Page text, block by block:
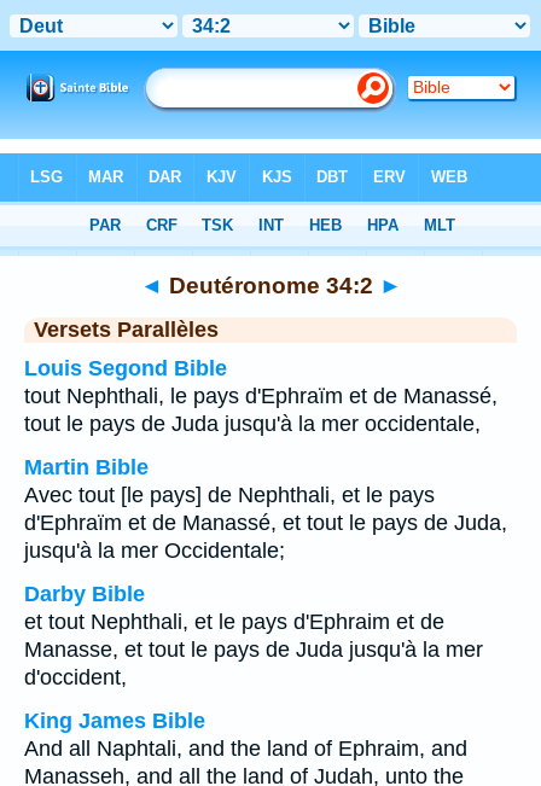
>Chapitre 34 > Verset 2
◄ Deutéronome 34:2 ►
Versets Parallèles
Louis Segond Bible
tout Nephthali, le pays d'Ephraïm et de Manassé,
tout le pays de Juda jusqu'à la mer occidentale,
Martin Bible
Avec tout [le pays] de Nephthali, et le pays
d'Ephraïm et de Manassé, et tout le pays de Juda,
jusqu'à la mer Occidentale;
Darby Bible
et tout Nephthali, et le pays d'Ephraim et de
Manasse, et tout le pays de Juda jusqu'à la mer
d'occident,
King James Bible
And all Naphtali, and the land of Ephraim, and
Manasseh, and all the land of Judah, unto the